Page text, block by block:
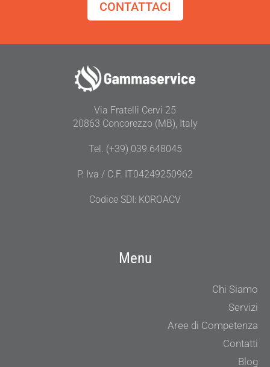
CONTATTACI
Via Fratelli Cervi 25
20863 Concorezzo (MB), Italy
Tel. (+39) 039.648045
P. Iva / C.F. IT04249250962
Codice SDI: K0ROACV
Menu
Chi Siamo
Servizi
Aree di Competenza
Contatti
Blog